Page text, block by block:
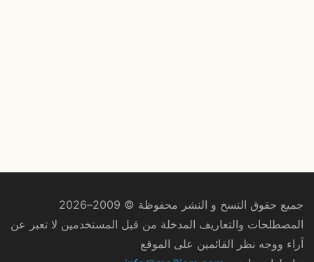
جميع حقوق النسخ و النشر محفوظة © 2009–2026
المصطلحات والتعاريف المدخلة من قبل المستخدمين لا تعبر عن
آراء ووجه نظر القائمين على الموقع